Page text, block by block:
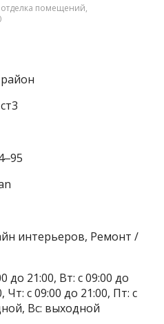
помещений,
интерьеров, Ремонт /
до 21:00, Вт: с 09:00 до
Чт: с 09:00 до 21:00, Пт: с
Вс: выходной